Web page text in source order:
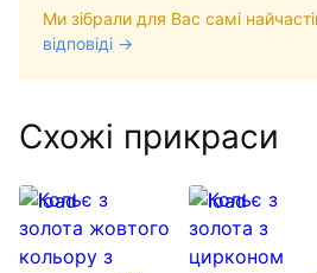
Ми зібрали для Вас самі
відповіді →
Схожі прикраси